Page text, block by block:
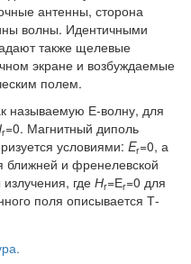
антенны, сторона
волны. Идентичными
также щелевые
экране и возбуждаемые
полем.
называемую Е-волну, для
r=0. Магнитный диполь
условиями: Er=0, а
ближней и френелевской
где Нr=Еr=0 для
поля описывается Т-